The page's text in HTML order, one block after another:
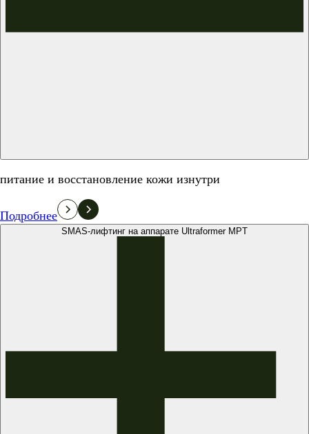
питание и восстановление кожи изнутри
Подробнее
SMAS-лифтинг на аппарате Ultraformer MPT